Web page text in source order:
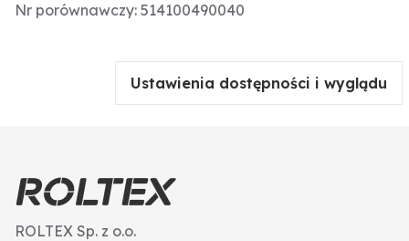
Nr porównawczy: 514100490040
Ustawienia dostępności i wyglądu
ROLTEX Sp. z o.o.